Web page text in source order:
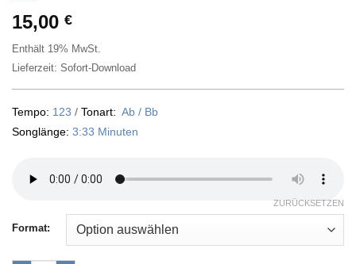
15,00 €
Enthält 19% MwSt.
Lieferzeit: Sofort-Download
Tempo: 123 / Tonart: Ab / Bb
Songlänge: 3:33 Minuten
Format:
ZURÜCKSETZEN